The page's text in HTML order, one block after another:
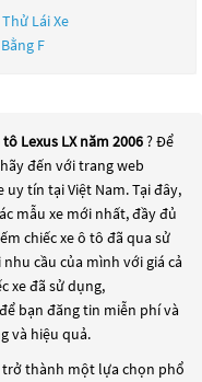
Lái Xe
Bằng F
tô Lexus LX năm 2006? Để
đến với trang web
tín tại Việt Nam. Tại đây,
mẫu xe mới nhất, đầy đủ
chiếc xe ô tô đã qua sử
cầu của mình với giá cả
xe đã sử dụng,
bạn đăng tin miễn phí và
và hiệu quả.
trở thành một lựa chọn phổ